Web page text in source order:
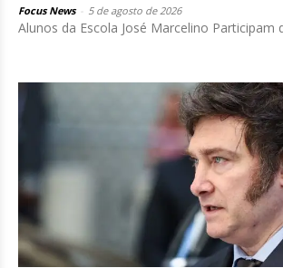
Focus News 5 de agosto de 2026
Alunos da Escola José Marcelino Participam